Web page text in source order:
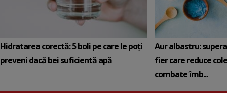
Hidratarea corectă: 5 boli pe care le poți
preveni dacă bei suficientă apă
Aur albastru:
fier care reduce
combate îmb...